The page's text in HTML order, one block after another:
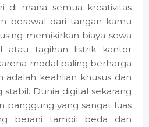
di mana semua kreativitas
berawal dari tangan kamu
memikirkan biaya sewa
atau tagihan listrik kantor
modal paling berharga
keahlian khusus dan
Dunia digital sekarang
panggung yang sangat luas
berani tampil beda dan